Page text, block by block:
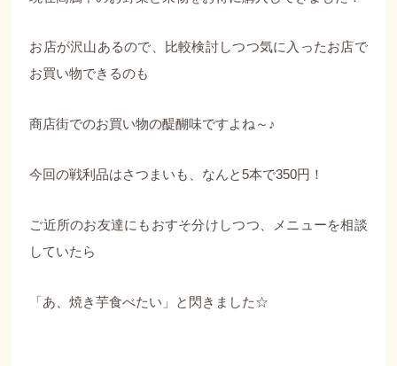
お店が沢山あるので、比較検討しつつ気に入ったお店で
お買い物できるのも
商店街でのお買い物の醍醐味ですよね～♪
今回の戦利品はさつまいも、なんと5本で350円！
ご近所のお友達にもおすそ分けしつつ、メニューを相談
していたら
「あ、焼き芋食べたい」と閃きました☆